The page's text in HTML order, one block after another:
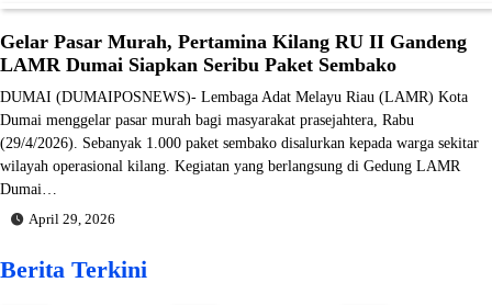
Gelar Pasar Murah, Pertamina Kilang RU II Gandeng
LAMR Dumai Siapkan Seribu Paket Sembako
DUMAI (DUMAIPOSNEWS)- Lembaga Adat Melayu Riau (LAMR) Kota
Dumai menggelar pasar murah bagi masyarakat prasejahtera, Rabu
(29/4/2026). Sebanyak 1.000 paket sembako disalurkan kepada warga sekitar
wilayah operasional kilang. Kegiatan yang berlangsung di Gedung LAMR
Dumai…
April 29, 2026
Berita Terkini